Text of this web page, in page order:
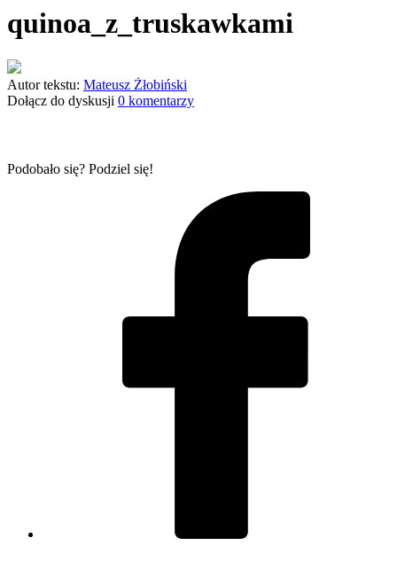
quinoa_z_truskawkami
Autor tekstu: Mateusz Żłobiński
Dołącz do dyskusji 0 komentarzy
Podobało się? Podziel się!